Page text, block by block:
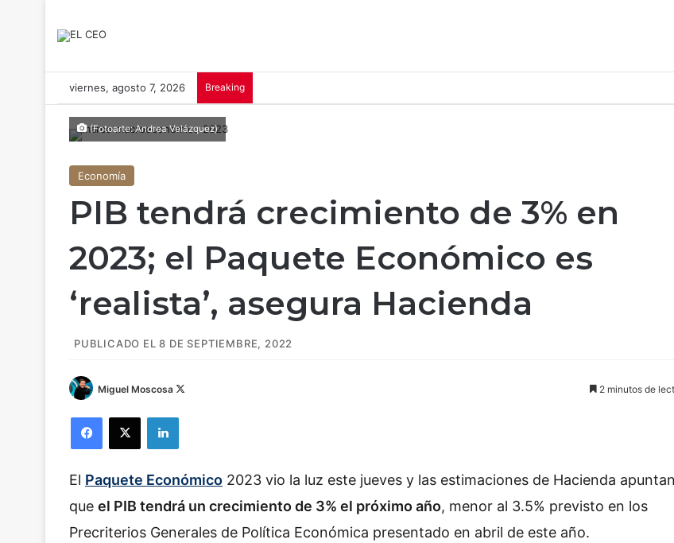
viernes, agosto 7, 2026 Breaking
(Fotoarte: Andrea Velázquez)
Economía
PIB tendrá crecimiento de 3% en
2023; el Paquete Económico es
‘realista’, asegura Hacienda
PUBLICADO EL 8 DE SEPTIEMBRE, 2022
Miguel Moscosa
w
o
2 minutos de
El Paquete Económico 2023 vio la luz este jueves y las estimaciones de Hacienda
que el PIB tendrá un crecimiento de 3% el próximo año, menor al 3.5% previsto en los
Precriterios Generales de Política Económica presentado en abril de este año.